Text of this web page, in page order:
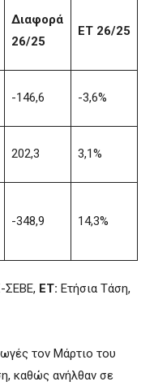
Διαφορά
26/25
ΕΤ 26/25
-146,6 -3,6%
202,3 3,1%
-348,9 14,3%
ΣΕΒΕ, ΕΤ: Ετήσια Τάση,
τον Μάρτιο του
καθώς ανήλθαν σε